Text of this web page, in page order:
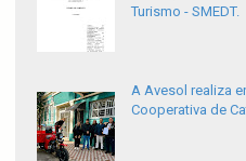
Turismo - SMEDT.
A Avesol realiza
Cooperativa de